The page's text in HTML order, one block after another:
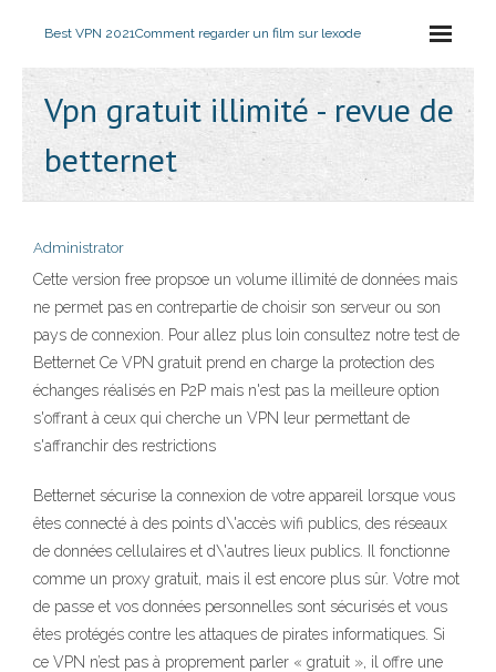
Best VPN 2021Comment regarder un film sur lexode
Vpn gratuit illimité - revue de
betternet
Administrator
Cette version free propsoe un volume illimité de données mais
ne permet pas en contrepartie de choisir son serveur ou son
pays de connexion. Pour allez plus loin consultez notre test de
Betternet Ce VPN gratuit prend en charge la protection des
échanges réalisés en P2P mais n'est pas la meilleure option
s'offrant à ceux qui cherche un VPN leur permettant de
s'affranchir des restrictions
Betternet sécurise la connexion de votre appareil lorsque vous
êtes connecté à des points d\'accès wifi publics, des réseaux
de données cellulaires et d\'autres lieux publics. Il fonctionne
comme un proxy gratuit, mais il est encore plus sûr. Votre mot
de passe et vos données personnelles sont sécurisés et vous
êtes protégés contre les attaques de pirates informatiques. Si
ce VPN n’est pas à proprement parler « gratuit », il offre une